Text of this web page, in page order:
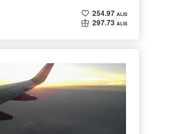
254.97 ALIS
297.73 ALIS